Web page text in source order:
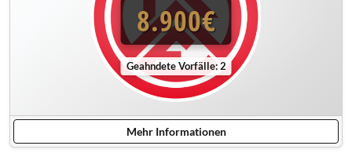
8.900€
Geahndete Vorfälle: 2
Mehr Informationen